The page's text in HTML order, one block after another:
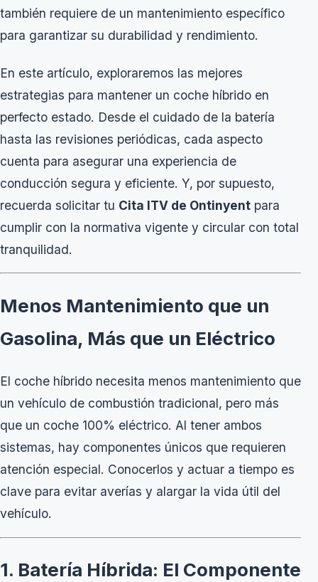
también requiere de un mantenimiento específico
para garantizar su durabilidad y rendimiento.
En este artículo, exploraremos las mejores
estrategias para mantener un coche híbrido en
perfecto estado. Desde el cuidado de la batería
hasta las revisiones periódicas, cada aspecto
cuenta para asegurar una experiencia de
conducción segura y eficiente. Y, por supuesto,
recuerda solicitar tu Cita ITV de Ontinyent para
cumplir con la normativa vigente y circular con total
tranquilidad.
Menos Mantenimiento que un
Gasolina, Más que un Eléctrico
El coche híbrido necesita menos mantenimiento que
un vehículo de combustión tradicional, pero más
que un coche 100% eléctrico. Al tener ambos
sistemas, hay componentes únicos que requieren
atención especial. Conocerlos y actuar a tiempo es
clave para evitar averías y alargar la vida útil del
vehículo.
1. Batería Híbrida: El Componente